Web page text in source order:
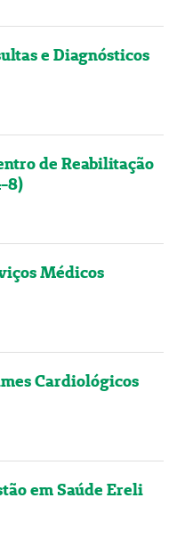
e Diagnósticos
de Reabilitação
8)
Médicos
Cardiológicos
em Saúde Ereli